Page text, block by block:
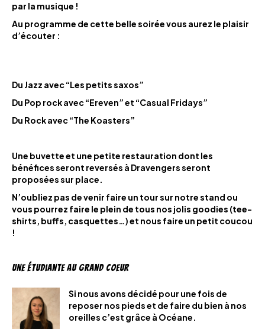
par la musique !
Au programme de cette belle soirée vous aurez le plaisir
d’écouter :
Du Jazz avec “Les petits saxos”
Du Pop rock avec “Ereven” et “Casual Fridays”
Du Rock avec “The Koasters”
Une buvette et une petite restauration dont les
bénéfices seront reversés à Dravengers seront
proposées sur place.
N’oubliez pas de venir faire un tour sur notre stand ou
vous pourrez faire le plein de tous nos jolis goodies (tee-
shirts, buffs, casquettes…) et nous faire un petit coucou
!
Une étudiante au grand coeur
Si nous avons décidé pour une fois de
reposer nos pieds et de faire du bien à nos
oreilles c’est grâce à Océane.